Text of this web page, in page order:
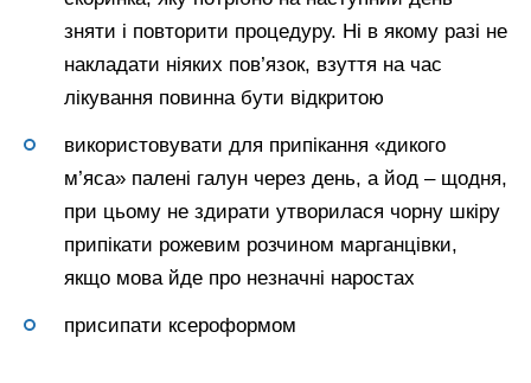
зняти і повторити процедуру. Ні в якому разі не
накладати ніяких пов’язок, взуття на час
лікування повинна бути відкритою
використовувати для припікання «дикого
м’яса» палені галун через день, а йод – щодня,
при цьому не здирати утворилася чорну шкіру
припікати рожевим розчином марганцівки,
якщо мова йде про незначні наростах
присипати ксероформом